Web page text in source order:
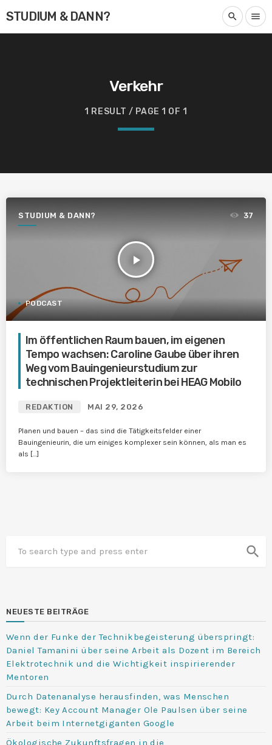
STUDIUM & DANN? search menu
Verkehr
1 RESULT / PAGE 1 OF 1
STUDIUM & DANN?
play_arrow
37
PODCAST
Im öffentlichen Raum bauen, im eigenen
Tempo wachsen: Caroline Gaube über ihren
Weg vom Bauingenieurstudium zur
technischen Projektleiterin bei HEAG Mobilo
REDAKTION MAI 29, 2026
Planen und bauen – das sind die Tätigkeitsfelder einer
Bauingenieurin, die um einiges komplexer sein können, als man es
als […]
search
NEUESTE BEITRÄGE
Wenn der Funke der Technikbegeisterung überspringt:
Daniel Tamanini über seine Arbeit als Dozent im Bereich
Elektrotechnik und die Wichtigkeit inspirierender
Mentoren
Durch Datenanalyse herausfinden, was Menschen
bewegt: Key Account Manager Ole Paulsen über seine
Arbeit beim Internetgiganten Google
Ökologische Zukunftsfragen in die